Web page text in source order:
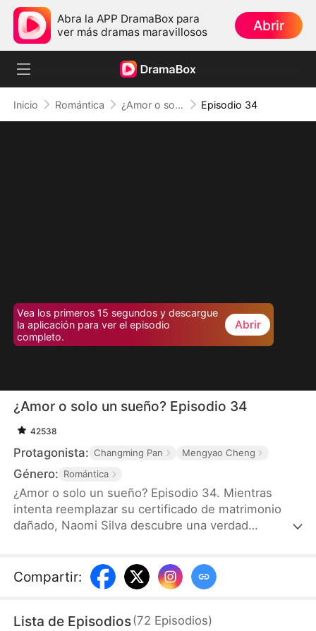
Abra la APP DramaBox para
ver más dramas maravillosos
Abrir
Inicio Romántica ¿Amor o solo un sueño? Episodio 34
Vea los primeros 15 segundos y descargue
la aplicación para ver el episodio
completo.
Abrir
¿Amor o solo un sueño? Episodio 34
42538
Protagonista: Changming Pan Mengyao Cheng
Género: Romántica
¿Amor o solo un sueño? Episodio 34. Mientras
intenta reemplazar su certificado de matrimonio
dañado, Naomi Silva descubre una verdad
Gloria Quiroz. Decidida a marcharse, se ve obligada
a quedarse hasta que terminen de gestionar su
exasperantes con él. Para cuando Enzo empieza a
Compartir:
Lista de Episodios(72 Episodios)